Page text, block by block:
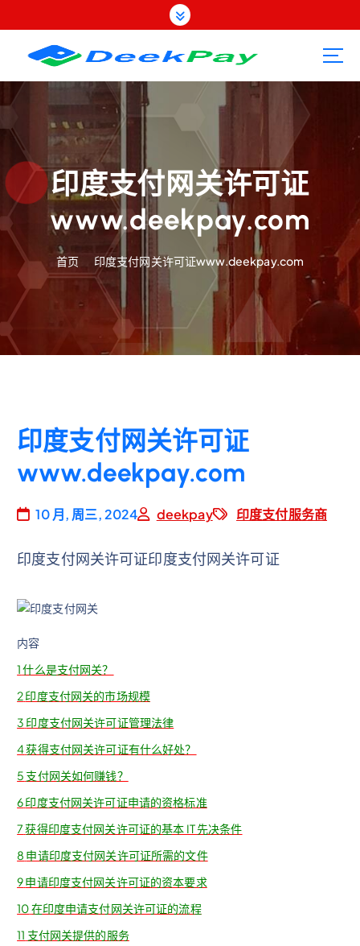
转
容
印度支付网关许可证
www.deekpay.com
首页 印度支付网关许可证www.deekpay.com
印度支付网关许可证
www.deekpay.com
10 月, 周三, 2024 deekpay 印度支付服务商
印度支付网关许可证印度支付网关许可证
内容
1什么是支付网关？
2印度支付网关的市场规模
3 印度支付网关许可证管理法律
4获得支付网关许可证有什么好处？
5 支付网关如何赚钱？
6印度支付网关许可证申请的资格标准
7获得印度支付网关许可证的基本 IT 先决条件
8 申请印度支付网关许可证所需的文件
9申请印度支付网关许可证的资本要求
10在印度申请支付网关许可证的流程
11 支付网关提供的服务